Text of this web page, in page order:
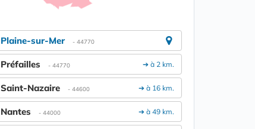
Plaine-sur-Mer - 44770
➔ à 2 km.
Préfailles - 44770
➔ à 16 km.
Saint-Nazaire - 44600
➔ à 49 km.
Nantes - 44000